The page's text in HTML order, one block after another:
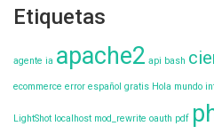
Etiquetas
agente ia apache2 api bash
ecommerce error español gratis Hola mundo
LightShot localhost mod_rewrite oauth pdf